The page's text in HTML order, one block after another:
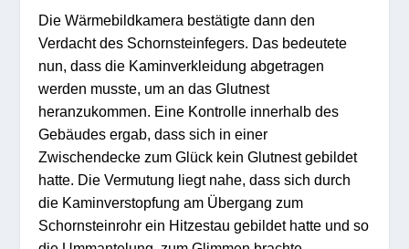
Die Wärmebildkamera bestätigte dann den
Verdacht des Schornsteinfegers. Das bedeutete
nun, dass die Kaminverkleidung abgetragen
werden musste, um an das Glutnest
heranzukommen. Eine Kontrolle innerhalb des
Gebäudes ergab, dass sich in einer
Zwischendecke zum Glück kein Glutnest gebildet
hatte. Die Vermutung liegt nahe, dass sich durch
die Kaminverstopfung am Übergang zum
Schornsteinrohr ein Hitzestau gebildet hatte und so